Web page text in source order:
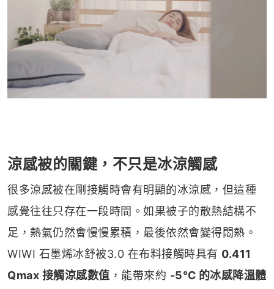
涼感被的關鍵，不只是冰涼觸感
很多涼感被在剛接觸時會有明顯的冰涼感，但這種
感覺往往只存在一段時間。如果被子的散熱結構不
足，熱氣仍然會慢慢累積，最後依然會變得悶熱。
WIWI 石墨烯冰舒被3.0 在布料接觸時具有 0.411
Qmax 接觸涼感數值 ，能帶來約 -5℃ 的冰感降溫體